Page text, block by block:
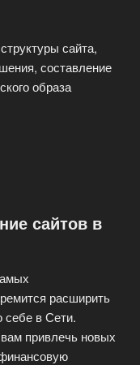
сайта,
составление
образа
сайтов в
расширить
себе в Сети.
привлечь новых